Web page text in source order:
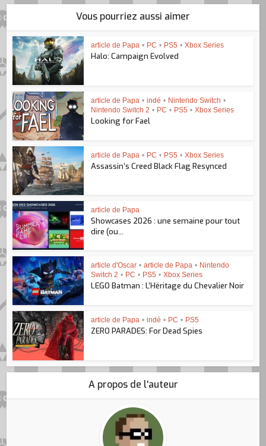
Vous pourriez aussi aimer
article de Papa • PC • PS5 • Xbox Series
Halo: Campaign Evolved
article de Papa • indé • Nintendo Switch •
Nintendo Switch 2 • PC • PS5 • Xbox Series
Looking for Fael
article de Papa • PC • PS5 • Xbox Series
Assassin’s Creed Black Flag Resynced
article de Papa
Showcases 2026 : une semaine pour tout
dire (ou...
article d'Oscar • article de Papa • Nintendo
Switch 2 • PC • PS5 • Xbox Series
LEGO Batman : L’Héritage du Chevalier Noir
article de Papa • indé • PC • PS5
ZERO PARADES: For Dead Spies
A propos de l'auteur